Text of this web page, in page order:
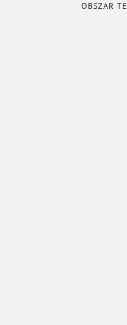
OBSZAR